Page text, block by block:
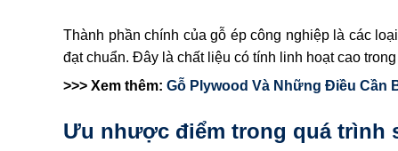
Thành phần chính của gỗ ép công nghiệp là các
đạt chuẩn. Đây là chất liệu có tính linh hoạt cao
>>> Xem thêm: Gỗ Plywood Và Những Điều Cần
Ưu nhược điểm trong quá trình